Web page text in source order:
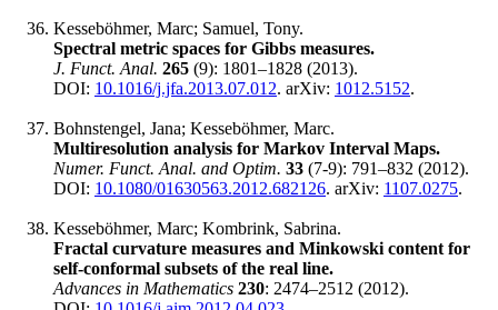
Kesseböhmer, Marc; Samuel, Tony.
Spectral metric spaces for Gibbs measures.
J. Funct. Anal. 265 (9): 1801‍–1828 (2013).
DOI: 10.1016/j.jfa.2013.07.012. arXiv: 1012.5152.
Bohnstengel, Jana; Kesseböhmer, Marc.
Multiresolution analysis for Markov Interval Maps.
Numer. Funct. Anal. and Optim. 33 (7-9): 791‍–832 (2012).
DOI: 10.1080/01630563.2012.682126. arXiv: 1107.0275.
Kesseböhmer, Marc; Kombrink, Sabrina.
Fractal curvature measures and Minkowski content for
self-conformal subsets of the real line.
Advances in Mathematics 230: 2474‍–2512 (2012).